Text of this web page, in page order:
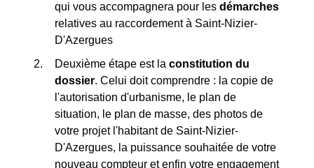
qui vous accompagnera pour les démarches
relatives au raccordement à Saint-Nizier-
D'Azergues
Deuxième étape est la constitution du
dossier. Celui doit comprendre : la copie de
l'autorisation d'urbanisme, le plan de
situation, le plan de masse, des photos de
votre projet l'habitant de Saint-Nizier-
D'Azergues, la puissance souhaitée de votre
nouveau compteur et enfin votre engagement